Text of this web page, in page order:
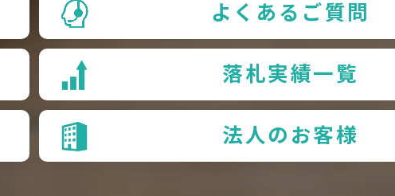
よくあるご質問
落札実績一覧
法人のお客様